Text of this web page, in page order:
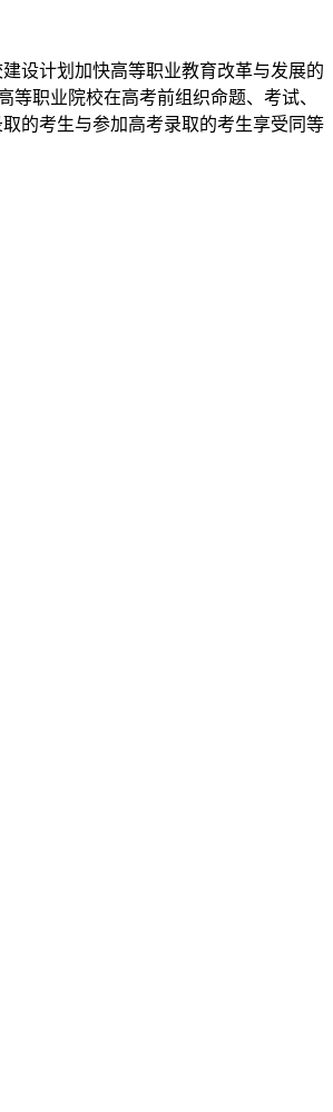
设计划加快高等职业教育改革与发展的
职业院校在高考前组织命题、考试、
的考生与参加高考录取的考生享受同等